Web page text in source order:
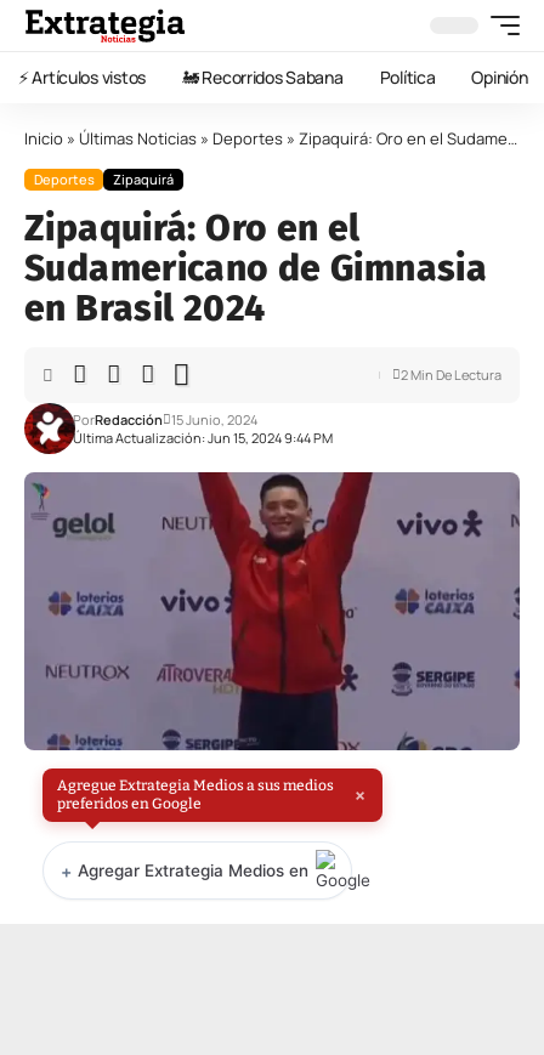
⚡️ Artículos vistos 🚂 Recorridos Sabana Política Opinión
Inicio » Últimas Noticias » Deportes » Zipaquirá: Oro en el Sudamericano de Gimnasia en Brasil 2024
Deportes Zipaquirá
Zipaquirá: Oro en el
Sudamericano de Gimnasia
en Brasil 2024
Última Actualización: Jun 15, 2024 9:44 PM
PorRedacción 15 Junio, 2024
2 Min De Lectura
Agregue Extrategia Medios a sus medios
preferidos en Google
×
+ Agregar Extrategia Medios en